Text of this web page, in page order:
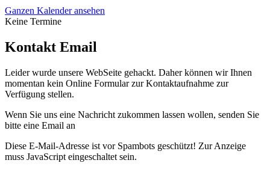
Ganzen Kalender ansehen
Keine Termine
Kontakt Email
Leider wurde unsere WebSeite gehackt. Daher können wir Ihnen
momentan kein Online Formular zur Kontaktaufnahme zur
Verfügung stellen.
Wenn Sie uns eine Nachricht zukommen lassen wollen, senden Sie
bitte eine Email an
Diese E-Mail-Adresse ist vor Spambots geschützt! Zur Anzeige
muss JavaScript eingeschaltet sein.